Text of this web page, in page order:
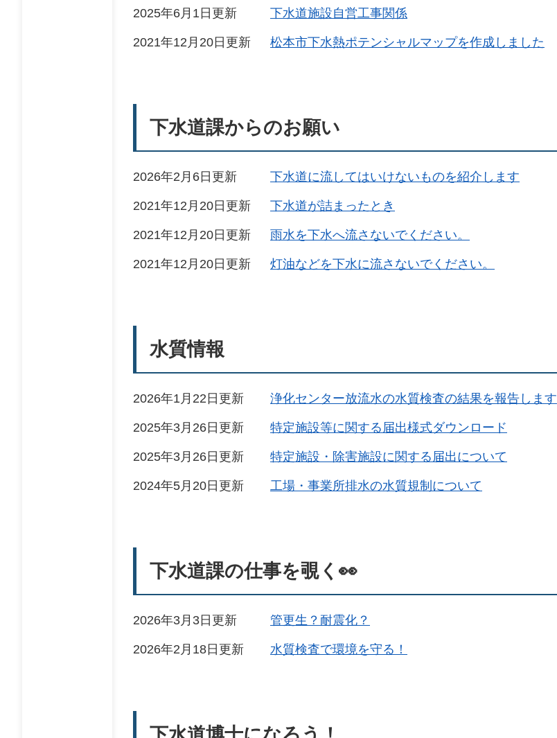
2025年6月1日更新 下水道施設自営工事関係
2021年12月20日更新 松本市下水熱ポテンシャルマップを作成しました
下水道課からのお願い
2026年2月6日更新 下水道に流してはいけないものを紹介します
2021年12月20日更新 下水道が詰まったとき
2021年12月20日更新 雨水を下水へ流さないでください。
2021年12月20日更新 灯油などを下水に流さないでください。
水質情報
2026年1月22日更新 浄化センター放流水の水質検査の結果を報告します
2025年3月26日更新 特定施設等に関する届出様式ダウンロード
2025年3月26日更新 特定施設・除害施設に関する届出について
2024年5月20日更新 工場・事業所排水の水質規制について
下水道課の仕事を覗く👀
2026年3月3日更新 管更生？耐震化？
2026年2月18日更新 水質検査で環境を守る！